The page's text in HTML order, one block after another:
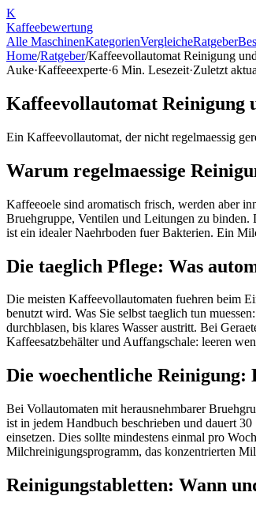
K
Kaffeebewertung
Alle MaschinenKategorienVergleicheRatgeber
Home/Ratgeber/Kaffeevollautomat Reinigung
Auke·Kaffeeexperte·6 Min. Lesezeit·Zuletzt
Kaffeevollautomat Reinigung
Ein Kaffeevollautomat, der nicht regelmaessig
Warum regelmaessige
Kaffeeoele sind aromatisch frisch, werden aber
Bruehgruppe, Ventilen und Leitungen zu binden.
ist ein idealer Naehrboden fuer Bakterien. Ein
Die taeglich Pflege: Was
Die meisten Kaffeevollautomaten fuehren beim
benutzt wird. Was Sie selbst taeglich tun
durchblasen, bis klares Wasser austritt. Bei
Kaffeesatzbehälter und Auffangschale: leeren
Die woechentliche
Bei Vollautomaten mit herausnehmbarer
ist in jedem Handbuch beschrieben und dauert
einsetzen. Dies sollte mindestens einmal pro
Milchreinigungsprogramm, das konzentrierten
Reinigungstabletten: Wann